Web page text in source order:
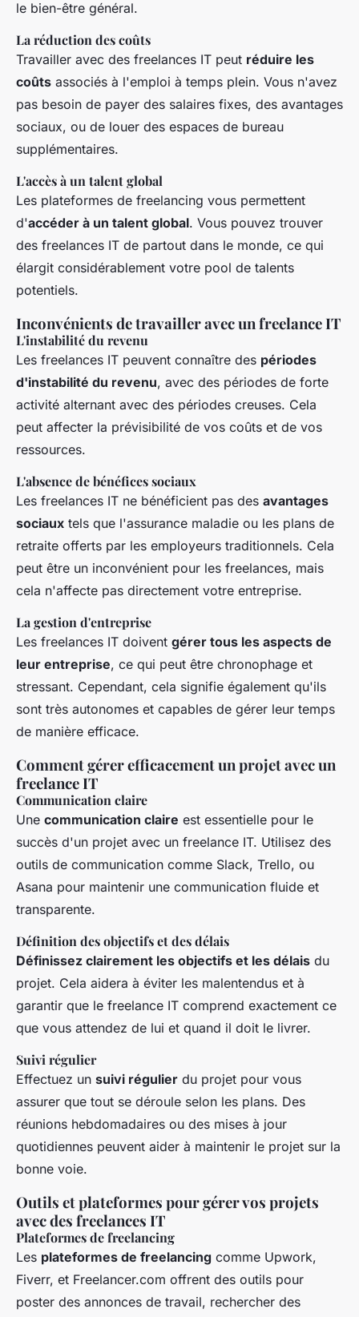
le bien-être général.
La réduction des coûts
Travailler avec des freelances IT peut réduire les
coûts associés à l'emploi à temps plein. Vous n'avez
pas besoin de payer des salaires fixes, des avantages
sociaux, ou de louer des espaces de bureau
supplémentaires.
L'accès à un talent global
Les plateformes de freelancing vous permettent
d'accéder à un talent global. Vous pouvez trouver
des freelances IT de partout dans le monde, ce qui
élargit considérablement votre pool de talents
potentiels.
Inconvénients de travailler avec un freelance IT
L'instabilité du revenu
Les freelances IT peuvent connaître des périodes
d'instabilité du revenu, avec des périodes de forte
activité alternant avec des périodes creuses. Cela
peut affecter la prévisibilité de vos coûts et de vos
ressources.
L'absence de bénéfices sociaux
Les freelances IT ne bénéficient pas des avantages
sociaux tels que l'assurance maladie ou les plans de
retraite offerts par les employeurs traditionnels. Cela
peut être un inconvénient pour les freelances, mais
cela n'affecte pas directement votre entreprise.
La gestion d'entreprise
Les freelances IT doivent gérer tous les aspects de
leur entreprise, ce qui peut être chronophage et
stressant. Cependant, cela signifie également qu'ils
sont très autonomes et capables de gérer leur temps
de manière efficace.
Comment gérer efficacement un projet avec un
freelance IT
Communication claire
Une communication claire est essentielle pour le
succès d'un projet avec un freelance IT. Utilisez des
outils de communication comme Slack, Trello, ou
Asana pour maintenir une communication fluide et
transparente.
Définition des objectifs et des délais
Définissez clairement les objectifs et les délais du
projet. Cela aidera à éviter les malentendus et à
garantir que le freelance IT comprend exactement ce
que vous attendez de lui et quand il doit le livrer.
Suivi régulier
Effectuez un suivi régulier du projet pour vous
assurer que tout se déroule selon les plans. Des
réunions hebdomadaires ou des mises à jour
quotidiennes peuvent aider à maintenir le projet sur la
bonne voie.
Outils et plateformes pour gérer vos projets
avec des freelances IT
Plateformes de freelancing
Les plateformes de freelancing comme Upwork,
Fiverr, et Freelancer.com offrent des outils pour
poster des annonces de travail, rechercher des